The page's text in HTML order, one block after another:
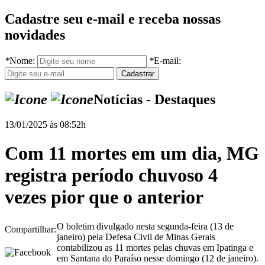
Cadastre seu e-mail e receba nossas
novidades
*Nome: *E-mail:
Notícias - Destaques
13/01/2025 às 08:52h
Com 11 mortes em um dia, MG
registra período chuvoso 4
vezes pior que o anterior
Compartilhar:O boletim divulgado nesta segunda-feira (13 de
janeiro) pela Defesa Civil de Minas Gerais
contabilizou as 11 mortes pelas chuvas em Ipatinga e
em Santana do Paraíso nesse domingo (12 de janeiro).